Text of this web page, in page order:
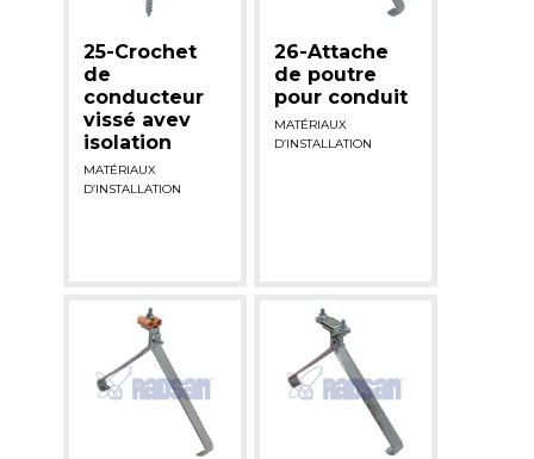
25-Crochet
de
conducteur
vissé avev
isolation
MATÉRIAUX
D’INSTALLATION
26-Attache
de poutre
pour conduit
MATÉRIAUX
D’INSTALLATION